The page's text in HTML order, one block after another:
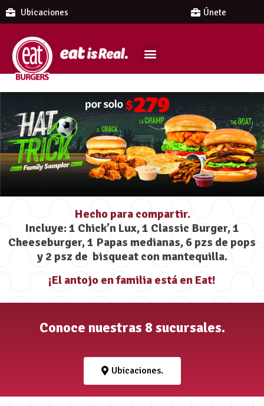
Ubicaciones Únete
Hecho para compartir.
Incluye: 1 Chick’n Lux, 1 Classic Burger, 1
Cheeseburger, 1 Papas medianas, 6 pzs de pops
y 2 psz de bisqueat con mantequilla.
¡El antojo en familia está en Eat!
Conoce nuestras 8 sucursales.
Ubicaciones.